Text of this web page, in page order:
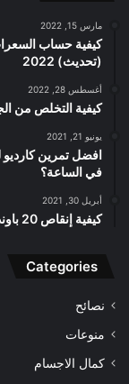
مارس 15, 2022
كيفية حساب
(تحديث) 2022
أغسطس 28, 2022
كيفية التخلص من
يونيو 21, 2021
في الساعة؟
أبريل 30, 2021
كيفية إنقاص 20 باوند (10 كيلوغرام) بأمان وبسرعة!
Categories
نصائح
منوعات
كمال الاجسام